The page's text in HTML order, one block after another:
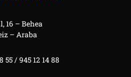
16 – Behea
– Araba
55 / 945 12 14 88